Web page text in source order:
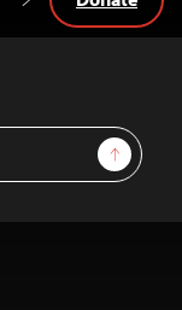
Sign Up